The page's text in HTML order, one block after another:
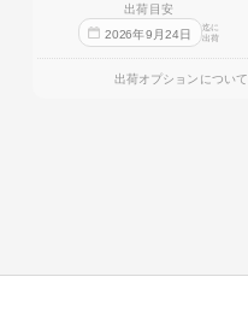
出荷目安
2026年9 月24日
迄に
出荷
出荷オプションについて